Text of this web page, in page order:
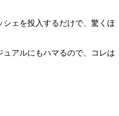
ェを投入するだけで、驚くほ
アルにもハマるので、コレは